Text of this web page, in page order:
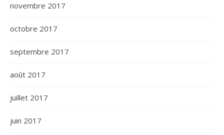
novembre 2017
octobre 2017
septembre 2017
août 2017
juillet 2017
juin 2017